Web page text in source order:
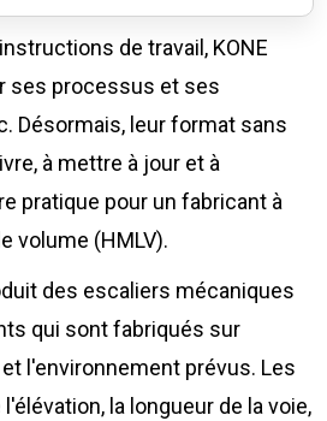
de travail, KONE
ses processus et ses
Désormais, leur format sans
à mettre à jour et à
pratique pour un fabricant à
volume (HMLV).
des escaliers mécaniques
qui sont fabriqués sur
l'environnement prévus. Les
la longueur de la voie,